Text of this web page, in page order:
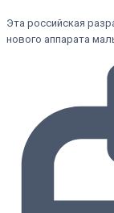
Эта российская
нового аппарата